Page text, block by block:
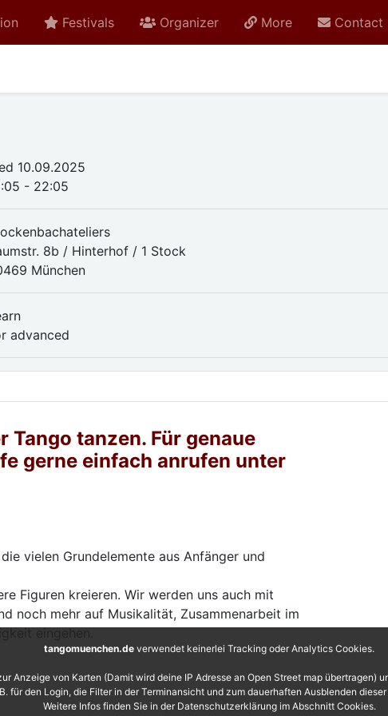
Festivals Organizer More Contact
10.09.2025
- 22:05
8b / Hinterhof / 1 Stock
München
advanced
Tango tanzen. Für genaue
gerne einfach anrufen unter
vielen Grundelemente aus Anfänger und
Figuren kreieren. Wir werden uns auch mit
noch mehr auf Musikalität, Zusammenarbeit im
tangomuenchen.de verwendet keinerlei Tracking oder Analytics Cookies.
Anzeige von Karten (Damit wird deine IP Adresse an Open Street map übertragen)
für den Login, die Filter in der Terminansicht und zum dauerhaften Ausblenden
Weitere Infos finden Sie in der Datenschutzerklärung im Abschnitt Cookies.